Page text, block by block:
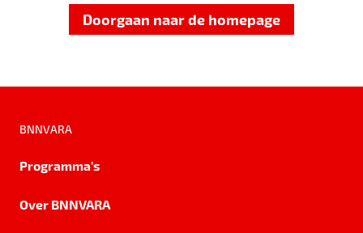
Doorgaan naar de homepage
BNNVARA
Programma's
Over BNNVARA